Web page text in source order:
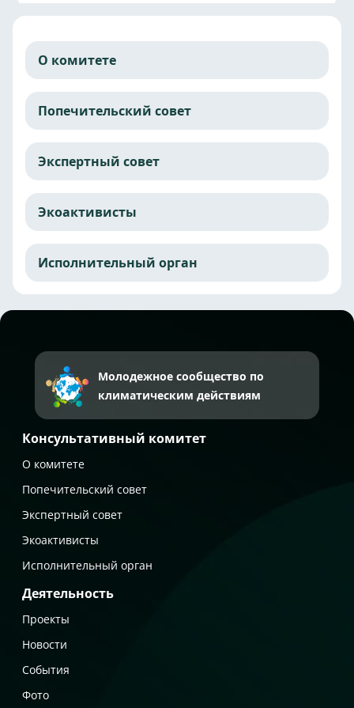
О комитете
Попечительский совет
Экспертный совет
Экоактивисты
Исполнительный орган
Молодежное сообщество по
климатическим действиям
Консультативный комитет
О комитете
Попечительский совет
Экспертный совет
Экоактивисты
Исполнительный орган
Деятельность
Проекты
Новости
События
Фото